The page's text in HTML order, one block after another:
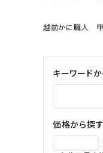
￥10,001
越前かに職人 甲
キーワード
価格から探す